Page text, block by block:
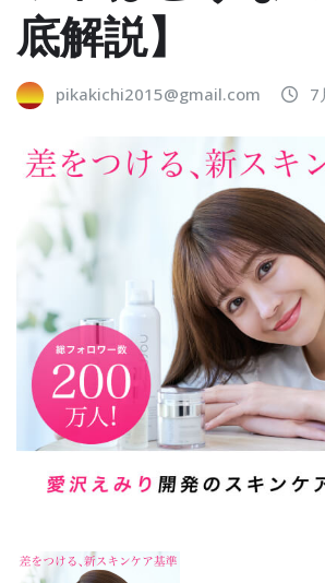
底解説】
pikakichi2015@gmail.com 7